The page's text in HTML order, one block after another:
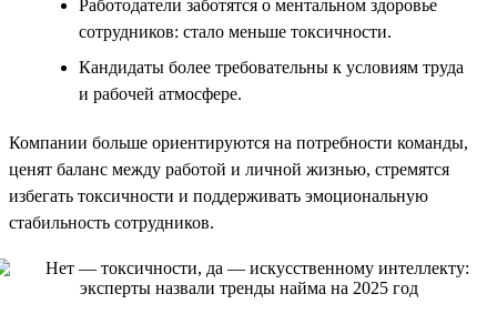
Работодатели заботятся о ментальном здоровье
сотрудников: стало меньше токсичности.
Кандидаты более требовательны к условиям труда
и рабочей атмосфере.
Компании больше ориентируются на потребности команды,
ценят баланс между работой и личной жизнью, стремятся
избегать токсичности и поддерживать эмоциональную
стабильность сотрудников.